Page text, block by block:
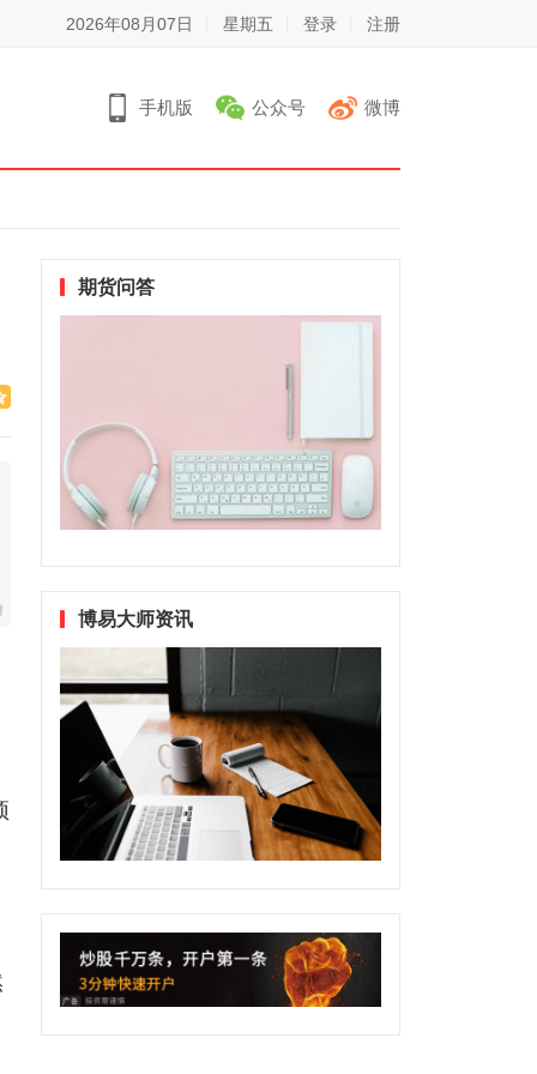
2026年08月07日 星期五 登录 注册
手机版 公众号 微博
期货问答
博易大师资讯